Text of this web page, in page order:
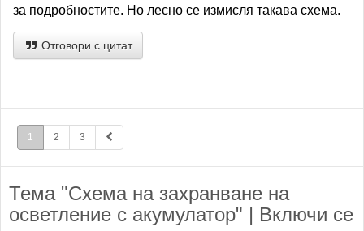
за подробностите. Но лесно се измисля такава схема.
Отговори с цитат
1 2 3
Тема "Схема на захранване на
осветление с акумулатор" | Включи се